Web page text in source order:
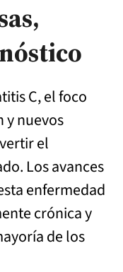
C, el foco
y nuevos
el
Los avances
enfermedad
crónica y
de los